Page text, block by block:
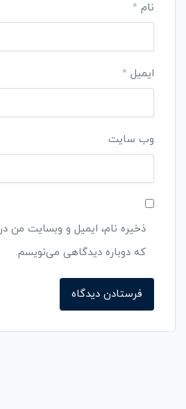
نام *
ایمیل *
وب‌ سایت
ذخیره نام، ایمیل و وبسایت من
که دوباره دیدگاهی می‌نویسم.